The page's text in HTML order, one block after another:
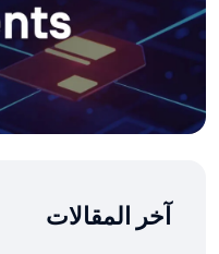
آخر المقالات